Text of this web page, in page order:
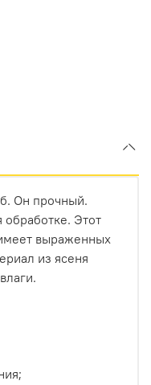
Он прочный.
обработке. Этот
выраженных
из ясеня